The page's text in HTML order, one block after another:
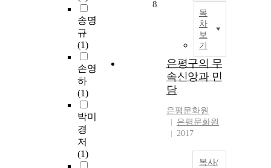
송명
규
(1)
손영
하
(1)
박미
경
저
(1)
목
차
보
기
8
은평구의 무
속신앙과 민
담
은평문화원
은평문화원
2017
복사/